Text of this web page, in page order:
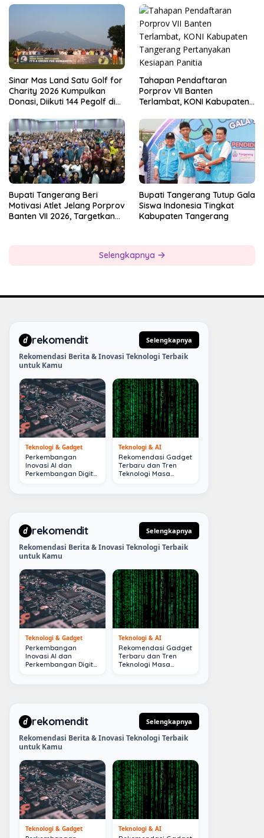
Sinar Mas Land Satu Golf for
Charity 2026 Kumpulkan
Donasi, Diikuti 144 Pegolf di
Tahapan Pendaftaran
Porprov VII Banten
Terlambat, KONI Kabupaten
Kesiapan Panitia
Bupati Tangerang Beri
Motivasi Atlet Jelang Porprov
Banten VII 2026, Targetkan
Bupati Tangerang Tutup Gala
Siswa Indonesia Tingkat
Kabupaten Tangerang
Selengkapnya
d rekomendit Selengkapnya
Rekomendasi Berita & Inovasi Teknologi Terbaik
untuk Kamu
Teknologi & Gadget
Perkembangan
Inovasi AI dan
Perkembangan Digital
Teknologi & AI
Rekomendasi Gadget
Terbaru dan Tren
Teknologi Masa
d rekomendit Selengkapnya
Rekomendasi Berita & Inovasi Teknologi Terbaik
untuk Kamu
Teknologi & Gadget
Perkembangan
Inovasi AI dan
Perkembangan Digital
Teknologi & AI
Rekomendasi Gadget
Terbaru dan Tren
Teknologi Masa
d rekomendit Selengkapnya
Rekomendasi Berita & Inovasi Teknologi Terbaik
untuk Kamu
Teknologi & Gadget
Teknologi & AI